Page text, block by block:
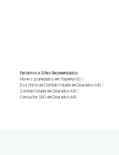
Parceiros e Sites Recomendados:
Móveis planejados em Itapema-SC /
Escritório de Contabilidade em Dourados-MS /
Contabilidade em Dourados-MS /
Consultor SEO em Dourados-MS